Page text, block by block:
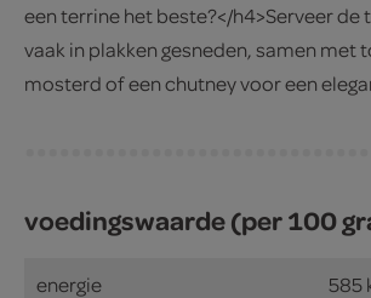
een terrine het beste?</h4>Serveer de
vaak in plakken gesneden, samen met
mosterd of een chutney voor een
voedingswaarde (per 100
energie 585